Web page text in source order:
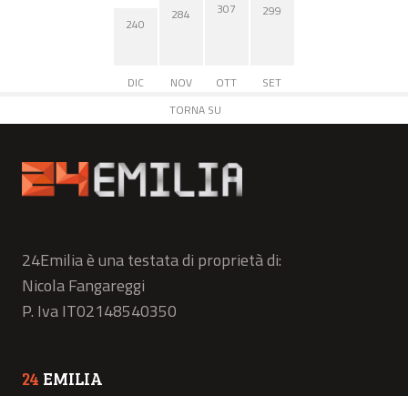
240
DIC
284
NOV
307
OTT
299
SET
TORNA SU
24Emilia è una testata di proprietà di:
Nicola Fangareggi
P. Iva IT02148540350
24 EMILIA